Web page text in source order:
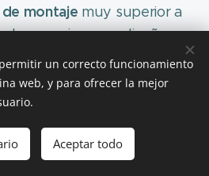
montaje muy superior a
gracias a un diseño
de componentes.
obra, minimiza
diaria y permite
futuras
un correcto funcionamiento
web, y para ofrecer la mejor
Aceptar todo